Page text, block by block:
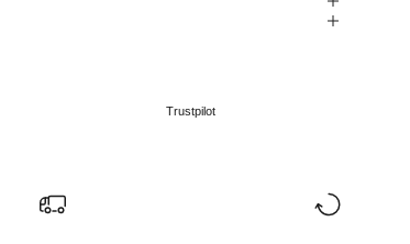
Trustpilot